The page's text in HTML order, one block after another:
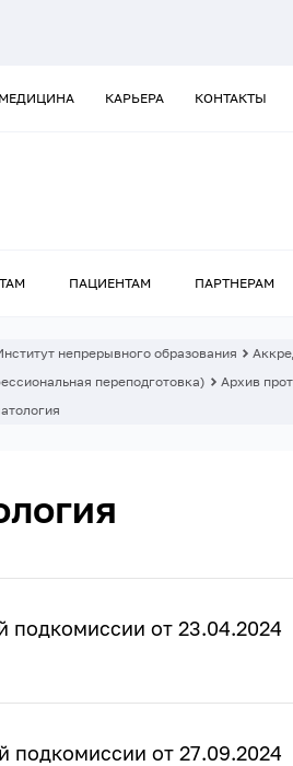
МЕДИЦИНА КАРЬЕРА КОНТАКТЫ
ПАЦИЕНТАМ ПАРТНЕРАМ
непрерывного образования
переподготовка)
Архив
подкомиссии от 23.04.2024
подкомиссии от 27.09.2024